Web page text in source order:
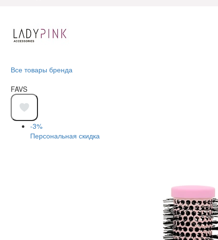
Все товары бренда
FAVS
-3%
Персональная скидка